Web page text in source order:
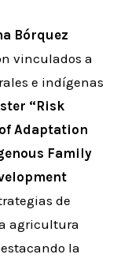
Bórquez
vinculados a
e indígenas
“Risk
Adaptation
Family
de
agricultura
la